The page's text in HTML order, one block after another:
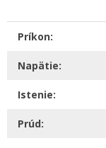
Príkon:
Napätie:
Istenie:
Prúd: